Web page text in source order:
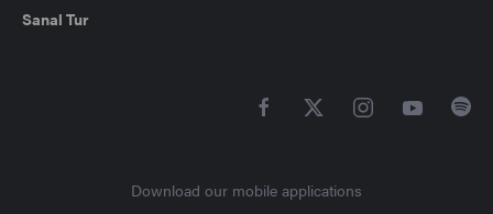
Sanal Tur
Download our mobile applications